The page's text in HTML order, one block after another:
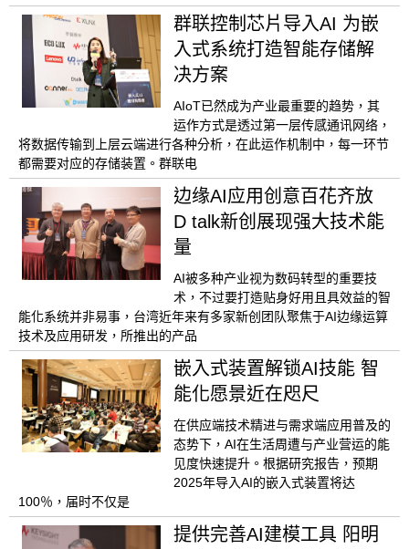
群联控制芯片导入AI 为嵌
入式系统打造智能存储解
决方案
AIoT已然成为产业最重要的趋势，其
运作方式是透过第一层传感通讯网络，
将数据传输到上层云端进行各种分析，在此运作机制中，每一环节
都需要对应的存储装置。群联电
边缘AI应用创意百花齐放
D talk新创展现强大技术能
量
AI被多种产业视为数码转型的重要技
术，不过要打造贴身好用且具效益的智
能化系统并非易事，台湾近年来有多家新创团队聚焦于AI边缘运算
技术及应用研发，所推出的产品
嵌入式装置解锁AI技能 智
能化愿景近在咫尺
在供应端技术精进与需求端应用普及的
态势下，AI在生活周遭与产业营运的能
见度快速提升。根据研究报告，预期
2025年导入AI的嵌入式装置将达
100％，届时不仅是
提供完善AI建模工具 阳明